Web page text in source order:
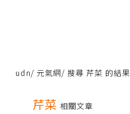
udn/ 元氣網/ 搜尋 芹菜 的結果
芹菜 相關文章